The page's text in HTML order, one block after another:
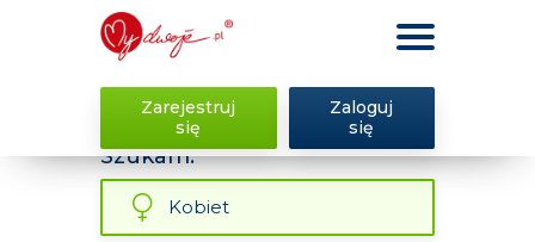
Zarejestruj
się
Zaloguj
się
Szukam:
Kobiet